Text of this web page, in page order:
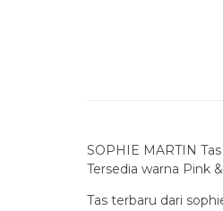
SOPHIE MARTIN
Tersedia warna Pink
Tas terbaru dari